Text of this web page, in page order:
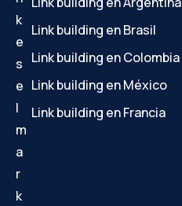
k
e
s
e
l
m
a
r
k
Link building en Brasil
Link building en Colombia
Link building en México
Link building en Francia